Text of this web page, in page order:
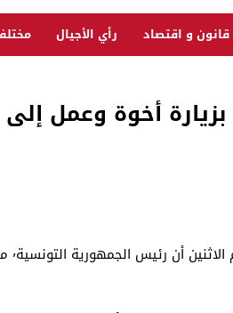
قانون و اقتصاد رأي الأجيال
أخوة وعمل